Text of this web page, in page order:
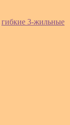
гибкие 3-жильные